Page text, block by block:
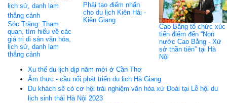
Sóc Trăng: Tham
quan, tìm hiểu về các
giá trị di sản văn hóa,
lịch sử, danh lam
thắng cảnh
Phải tạo điểm nhấn
cho du lịch Kiên Hải -
Kiên Giang
Cao Bằng tổ chức xúc
tiến điểm đến “Non
nước Cao Bằng - Xứ
sở thần tiên” tại Hà
Nội
Xu thế du lịch dịp năm mới ở Cần Thơ
Ẩm thực - cầu nối phát triển du lịch Hà Giang
Du khách sẽ có cơ hội trải nghiệm văn hóa xứ Đoài tại Lễ hội du
lịch sinh thái Hà Nội 2023